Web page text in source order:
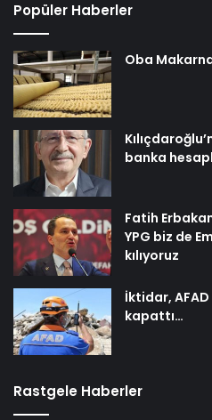
Popüler Haberler
Oba
banka
Fatih
YPG biz de
kılıyoruz
İktidar,
kapattı…
Rastgele Haberler